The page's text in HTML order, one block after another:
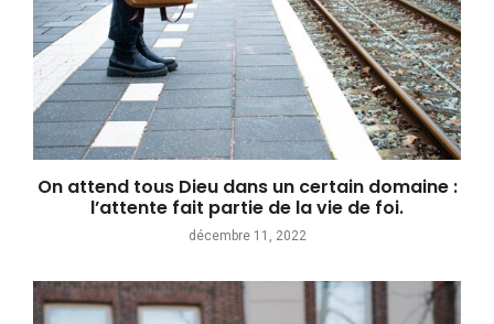
On attend tous Dieu dans un certain domaine :
l’attente fait partie de la vie de foi.
décembre 11, 2022